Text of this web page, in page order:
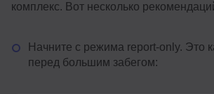
комплекс. Вот несколько
Начните с режима report-only. Это
перед большим забегом: